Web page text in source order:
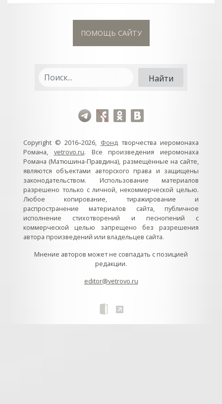
ПОМОЩЬ САЙТУ
Copyright © 2016–2026, Фондтворчества иеромонаха
Романа, vetrovo.ru. Все произведения иеромонаха
Романа (Матюшина-Правдина), размещённые на сайте,
являются объектами авторского права и защищены
законодательством. Использование материалов
разрешено только с личной, некоммерческой целью.
Любое копирование, тиражирование и
распространение материалов сайта, публичное
исполнение стихотворений и песнопений с
коммерческой целью запрещено без разрешения
автора произведений или владельцев сайта.
Мнение авторов может не совпадать с позицией
редакции.
editor@vetrovo.ru